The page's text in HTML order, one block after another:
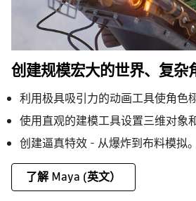
创建规模宏大的世界、复杂
利用极具吸引力的动画工具使角色
使用直观的建模工具设置三维对象
创建逼真特效 - 从爆炸到布料模拟。
了解 Maya (英文）